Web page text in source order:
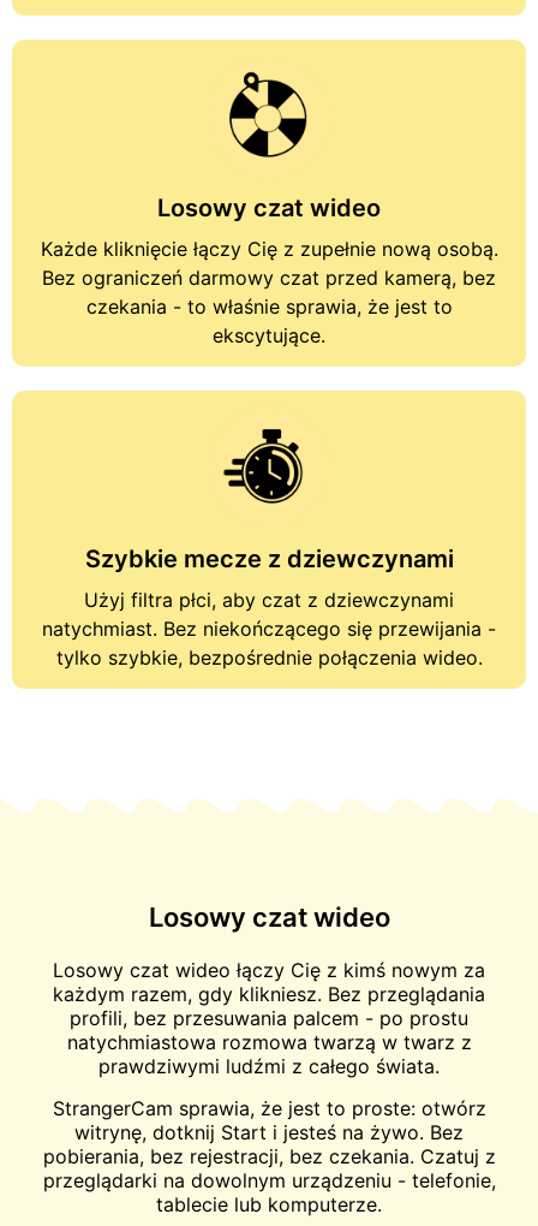
Losowy czat wideo
Każde kliknięcie łączy Cię z zupełnie nową osobą.
Bez ograniczeń darmowy czat przed kamerą, bez
czekania - to właśnie sprawia, że jest to
ekscytujące.
Szybkie mecze z dziewczynami
Użyj filtra płci, aby czat z dziewczynami
natychmiast. Bez niekończącego się przewijania -
tylko szybkie, bezpośrednie połączenia wideo.
Losowy czat wideo
Losowy czat wideo łączy Cię z kimś nowym za
każdym razem, gdy klikniesz. Bez przeglądania
profili, bez przesuwania palcem - po prostu
natychmiastowa rozmowa twarzą w twarz z
prawdziwymi ludźmi z całego świata.
StrangerCam sprawia, że jest to proste: otwórz
witrynę, dotknij Start i jesteś na żywo. Bez
pobierania, bez rejestracji, bez czekania. Czatuj z
przeglądarki na dowolnym urządzeniu - telefonie,
tablecie lub komputerze.